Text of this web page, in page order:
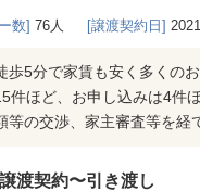
数] 76人 [譲渡契約日]
歩5分で家賃も安く多くの
件ほど、お申し込みは4件
等の交渉、家主審査等を経
渡契約〜引き渡し